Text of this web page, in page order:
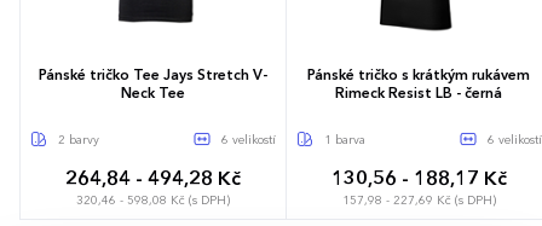
Pánské tričko Tee Jays Stretch V-
Neck Tee
2 barvy 6 velikostí
264,84 - 494,28 Kč
320,46 - 598,08 Kč (s DPH)
Pánské tričko s krátkým rukávem
Rimeck Resist LB - černá
1 barva 6 velikostí
130,56 - 188,17 Kč
157,98 - 227,69 Kč (s DPH)